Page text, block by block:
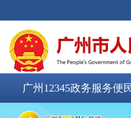
广州12345政务服务便